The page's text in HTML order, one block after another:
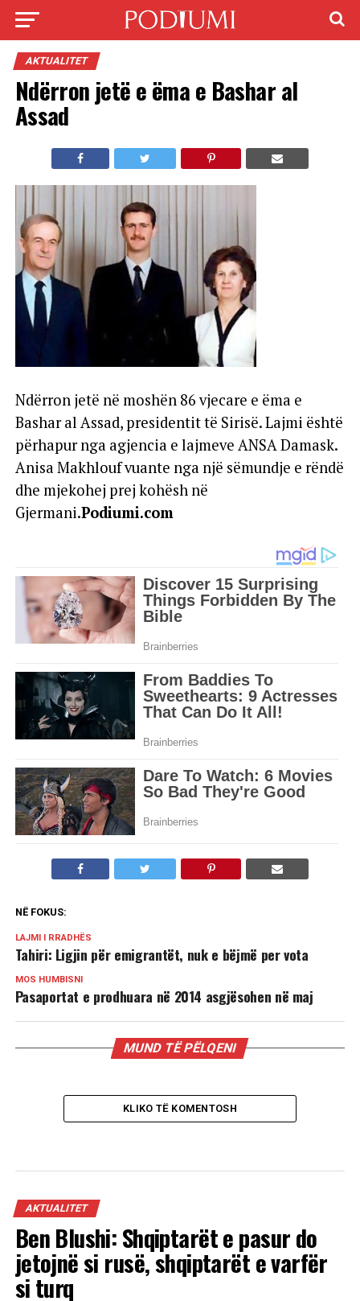
AKTUALITET
Ndërron jetë e ëma e Bashar al
Assad
Ndërron jetë në moshën 86 vjecare e ëma e
Bashar al Assad, presidentit të Sirisë. Lajmi është
përhapur nga agjencia e lajmeve ANSA Damask.
Anisa Makhlouf vuante nga një sëmundje e rëndë
dhe mjekohej prej kohësh në
Gjermani.Podiumi.com
NË FOKUS:
LAJMI I RRADHËS
Tahiri: Ligjin për emigrantët, nuk e bëjmë per vota
MOS HUMBISNI
Pasaportat e prodhuara në 2014 asgjësohen në maj
MUND TË PËLQENI
KLIKO TË KOMENTOSH
AKTUALITET
Ben Blushi: Shqiptarët e pasur do
jetojnë si rusë, shqiptarët e varfër
si turq